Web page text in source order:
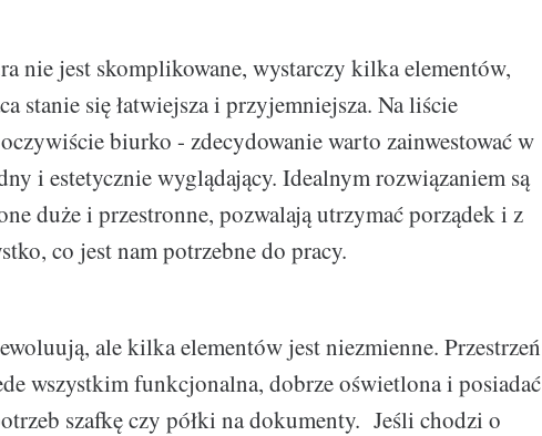
nie jest skomplikowane, wystarczy kilka elementów,
stanie się łatwiejsza i przyjemniejsza. Na liście
biurko - zdecydowanie warto zainwestować w
i estetycznie wyglądający. Idealnym rozwiązaniem są
duże i przestronne, pozwalają utrzymać porządek i z
co jest nam potrzebne do pracy.
ale kilka elementów jest niezmienne. Przestrzeń
wszystkim funkcjonalna, dobrze oświetlona i posiadać
szafkę czy półki na dokumenty. Jeśli chodzi o